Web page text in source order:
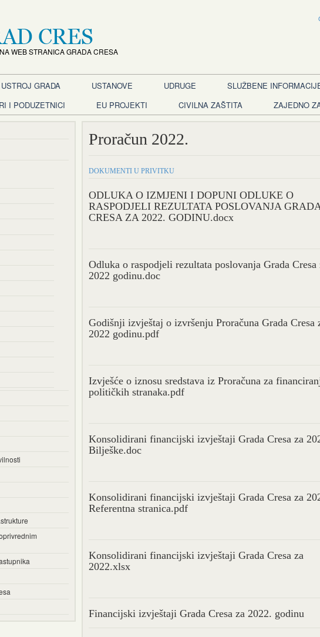
WEB STRANICA GRADA CRESA
USTROJ GRADA USTANOVE UDRUGE
SLUŽBENE
I PODUZETNICI
EU PROJEKTI CIVILNA ZAŠTITA ZAJEDNO
Proračun 2022.
DOKUMENTI U PRIVITKU
ODLUKA O IZMJENI I DOPUNI ODLUKE O
RASPODJELI REZULTATA POSLOVANJA
CRESA ZA 2022. GODINU.docx
Odluka o raspodjeli rezultata poslovanja Grada Cresa
2022 godinu.doc
Godišnji izvještaj o izvršenju Proračuna Grada Cresa
2022 godinu.pdf
Izvješće o iznosu sredstava iz Proračuna za
političkih stranaka.pdf
Konsolidirani financijski izvještaji Grada Cresa za
Bilješke.doc
Konsolidirani financijski izvještaji Grada Cresa za
Referentna stranica.pdf
Konsolidirani financijski izvještaji Grada Cresa za
2022.xlsx
Financijski izvještaji Grada Cresa za 2022. godinu